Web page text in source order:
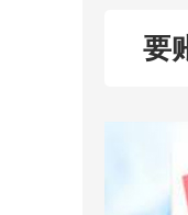
要